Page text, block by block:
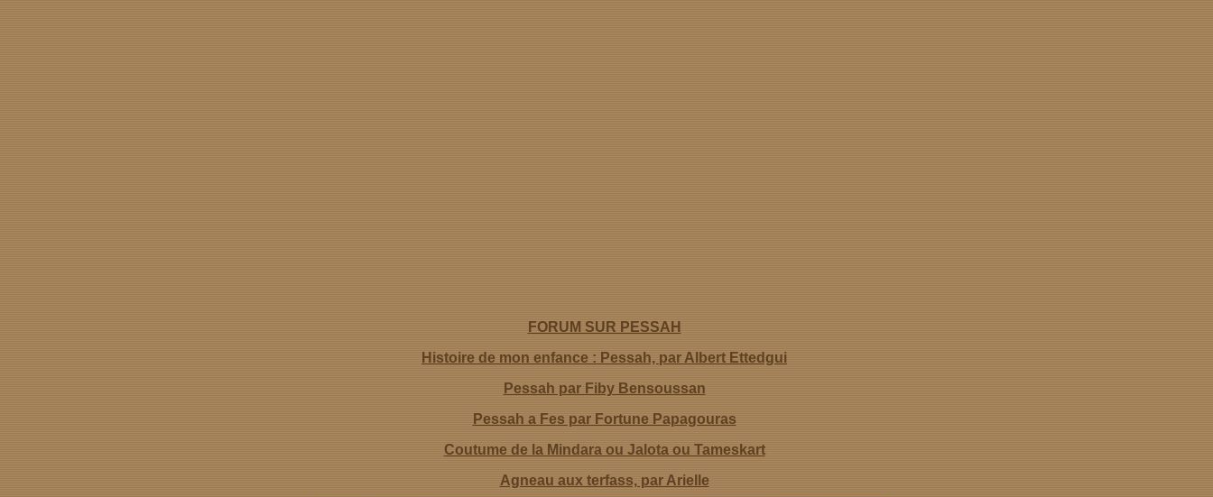
FORUM SUR PESSAH
Histoire de mon enfance : Pessah, par Albert Ettedgui
Pessah par Fiby Bensoussan
Pessah a Fes par Fortune Papagouras
Coutume de la Mindara ou Jalota ou Tameskart
Agneau aux terfass, par Arielle